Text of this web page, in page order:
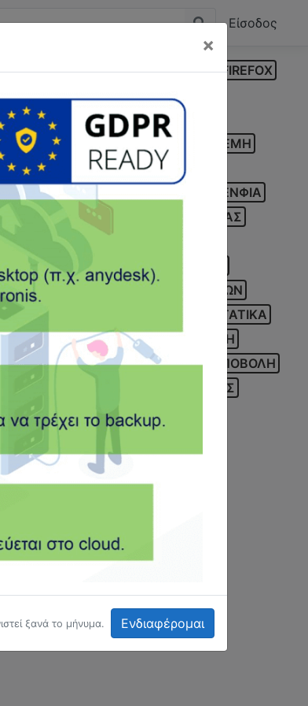
Είσοδος
LAPTOP MARK
MOZILLA FIREFOX
PC POS
PROSVASIS CLOUD
ΑΝΑΛΩΣΗ ΚΕΦΑΛΑΙΟΥ
ΒΕΒΑΙΩΣΗ ΑΠΟΔΟΧΩΝ
ΓΕΜΗ
Ε1 Ε2 Ε9
ΕΓΚΑΤΑΣΤΑΣΗ
ΕΝΗΜΕΡΟΤΗΤΑ
ΕΝΦΙΑ
ΠΡΟΚΑΤΑΒΟΛΗ
ΕΠΙΤΗΔΕΥΜΑΤΙΑΣ
ΗΛΕΚΤΡΟΝΙΚΕΣ ΥΠΗΡΕΣΙΕΣ
ΚΩΔΙΚΟΣ 312
ΛΟΓΑΡΙΑΣΜΟΣ
ΜΗΤΡΩΟ ΠΡΑΓΜΑΤΙΚΩΝ ΔΙΚΑΙΟΥΧΩΝ
ΠΑΡΑΚΡΑΤΗΣΗ ΦΟΡΟΥ
ΠΑΡΑΣΤΑΤΙΚΑ
ΣΕΜΙΝΑΡΙΟ ΣΕΠΕ
ΣΥΝΤΑΞΗ
ΤΟΥ ΛΟΓΙΣΤΗ ΤΡΑΠΕΖΑ
ΥΠΟΒΟΛΗ
ΨΗΦΙΑΚΟΣ ΜΕΤΑΣΧΗΜΑΤΙΣΜΟΣ
×
ξανά το μήνυμα. Ενδιαφέρομαι